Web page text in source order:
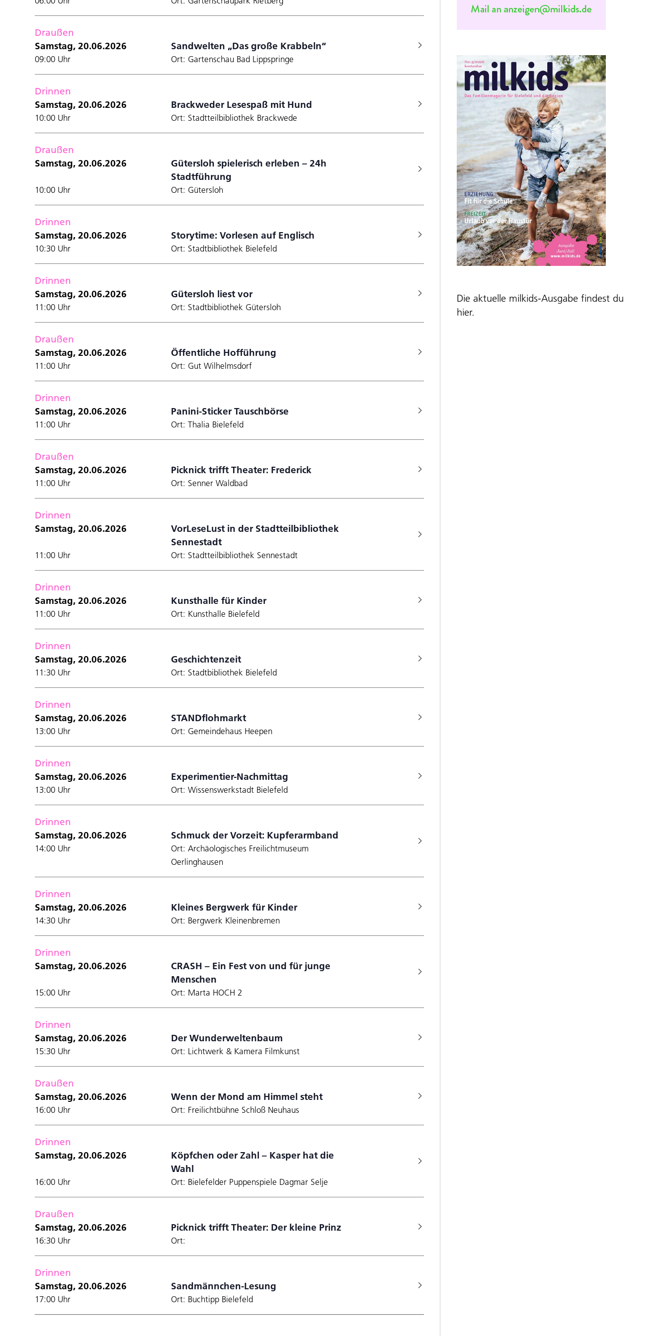
den
gefilterten
Ergebnissen
aktualisieren
Draußen
Samstag, 20.06.2026
Sandwelten „Das große Krabbeln“
09:00 Uhr Ort: Gartenschau Bad Lippspringe
Drinnen
Samstag, 20.06.2026
Brackweder Lesespaß mit Hund
10:00 Uhr Ort: Stadtteilbibliothek Brackwede
Draußen
Samstag, 20.06.2026
Gütersloh spielerisch erleben – 24h
Stadtführung
10:00 Uhr Ort: Gütersloh
Drinnen
Samstag, 20.06.2026
Storytime: Vorlesen auf Englisch
10:30 Uhr Ort: Stadtbibliothek Bielefeld
Drinnen
Samstag, 20.06.2026
Gütersloh liest vor
11:00 Uhr Ort: Stadtbibliothek Gütersloh
Draußen
Samstag, 20.06.2026
Öffentliche Hofführung
11:00 Uhr Ort: Gut Wilhelmsdorf
Drinnen
Samstag, 20.06.2026
Panini-Sticker Tauschbörse
11:00 Uhr Ort: Thalia Bielefeld
Draußen
Samstag, 20.06.2026
Picknick trifft Theater: Frederick
11:00 Uhr Ort: Senner Waldbad
Drinnen
Samstag, 20.06.2026
VorLeseLust in der Stadtteilbibliothek
Sennestadt
11:00 Uhr Ort: Stadtteilbibliothek Sennestadt
Drinnen
Samstag, 20.06.2026
Kunsthalle für Kinder
11:00 Uhr Ort: Kunsthalle Bielefeld
Drinnen
Samstag, 20.06.2026
Geschichtenzeit
11:30 Uhr Ort: Stadtbibliothek Bielefeld
Drinnen
Samstag, 20.06.2026
STANDflohmarkt
13:00 Uhr Ort: Gemeindehaus Heepen
Drinnen
Samstag, 20.06.2026
Experimentier-Nachmittag
13:00 Uhr Ort: Wissenswerkstadt Bielefeld
Drinnen
Samstag, 20.06.2026
Schmuck der Vorzeit: Kupferarmband
14:00 Uhr
Ort: Archäologisches Freilichtmuseum
Oerlinghausen
Drinnen
Samstag, 20.06.2026
Kleines Bergwerk für Kinder
14:30 Uhr Ort: Bergwerk Kleinenbremen
Drinnen
Samstag, 20.06.2026
CRASH – Ein Fest von und für junge
Menschen
15:00 Uhr Ort: Marta HOCH 2
Drinnen
Samstag, 20.06.2026
Der Wunderweltenbaum
15:30 Uhr Ort: Lichtwerk & Kamera Filmkunst
Draußen
Samstag, 20.06.2026
Wenn der Mond am Himmel steht
16:00 Uhr Ort: Freilichtbühne Schloß Neuhaus
Drinnen
Samstag, 20.06.2026
Köpfchen oder Zahl – Kasper hat die
Wahl
16:00 Uhr Ort: Bielefelder Puppenspiele Dagmar Selje
Draußen
Samstag, 20.06.2026
Picknick trifft Theater: Der kleine Prinz
16:30 Uhr Ort:
Drinnen
Samstag, 20.06.2026
Sandmännchen-Lesung
17:00 Uhr Ort: Buchtipp Bielefeld
Die aktuelle milkids-Ausgabe findest du
hier.